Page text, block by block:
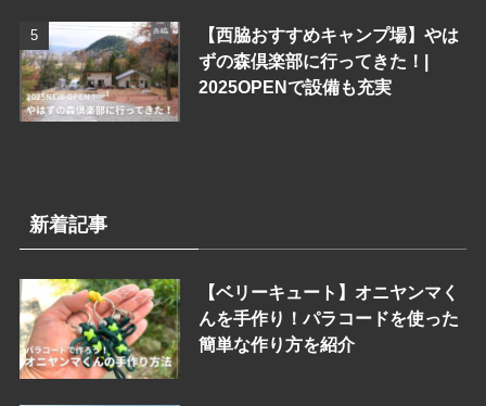
【西脇おすすめキャンプ場】やは
ずの森倶楽部に行ってきた！|
2025OPENで設備も充実
新着記事
【ベリーキュート】オニヤンマく
んを手作り！パラコードを使った
簡単な作り方を紹介